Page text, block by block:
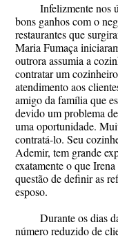
Infelizmente nos
bons ganhos com o
restaurantes que
Maria Fumaça
outrora assumia a
contratar um
atendimento aos
amigo da família que
devido um problema
uma oportunidade.
contratá-lo. Seu
Ademir, tem grande
exatamente o que
questão de definir as
esposo.
Durante os dias
número reduzido de